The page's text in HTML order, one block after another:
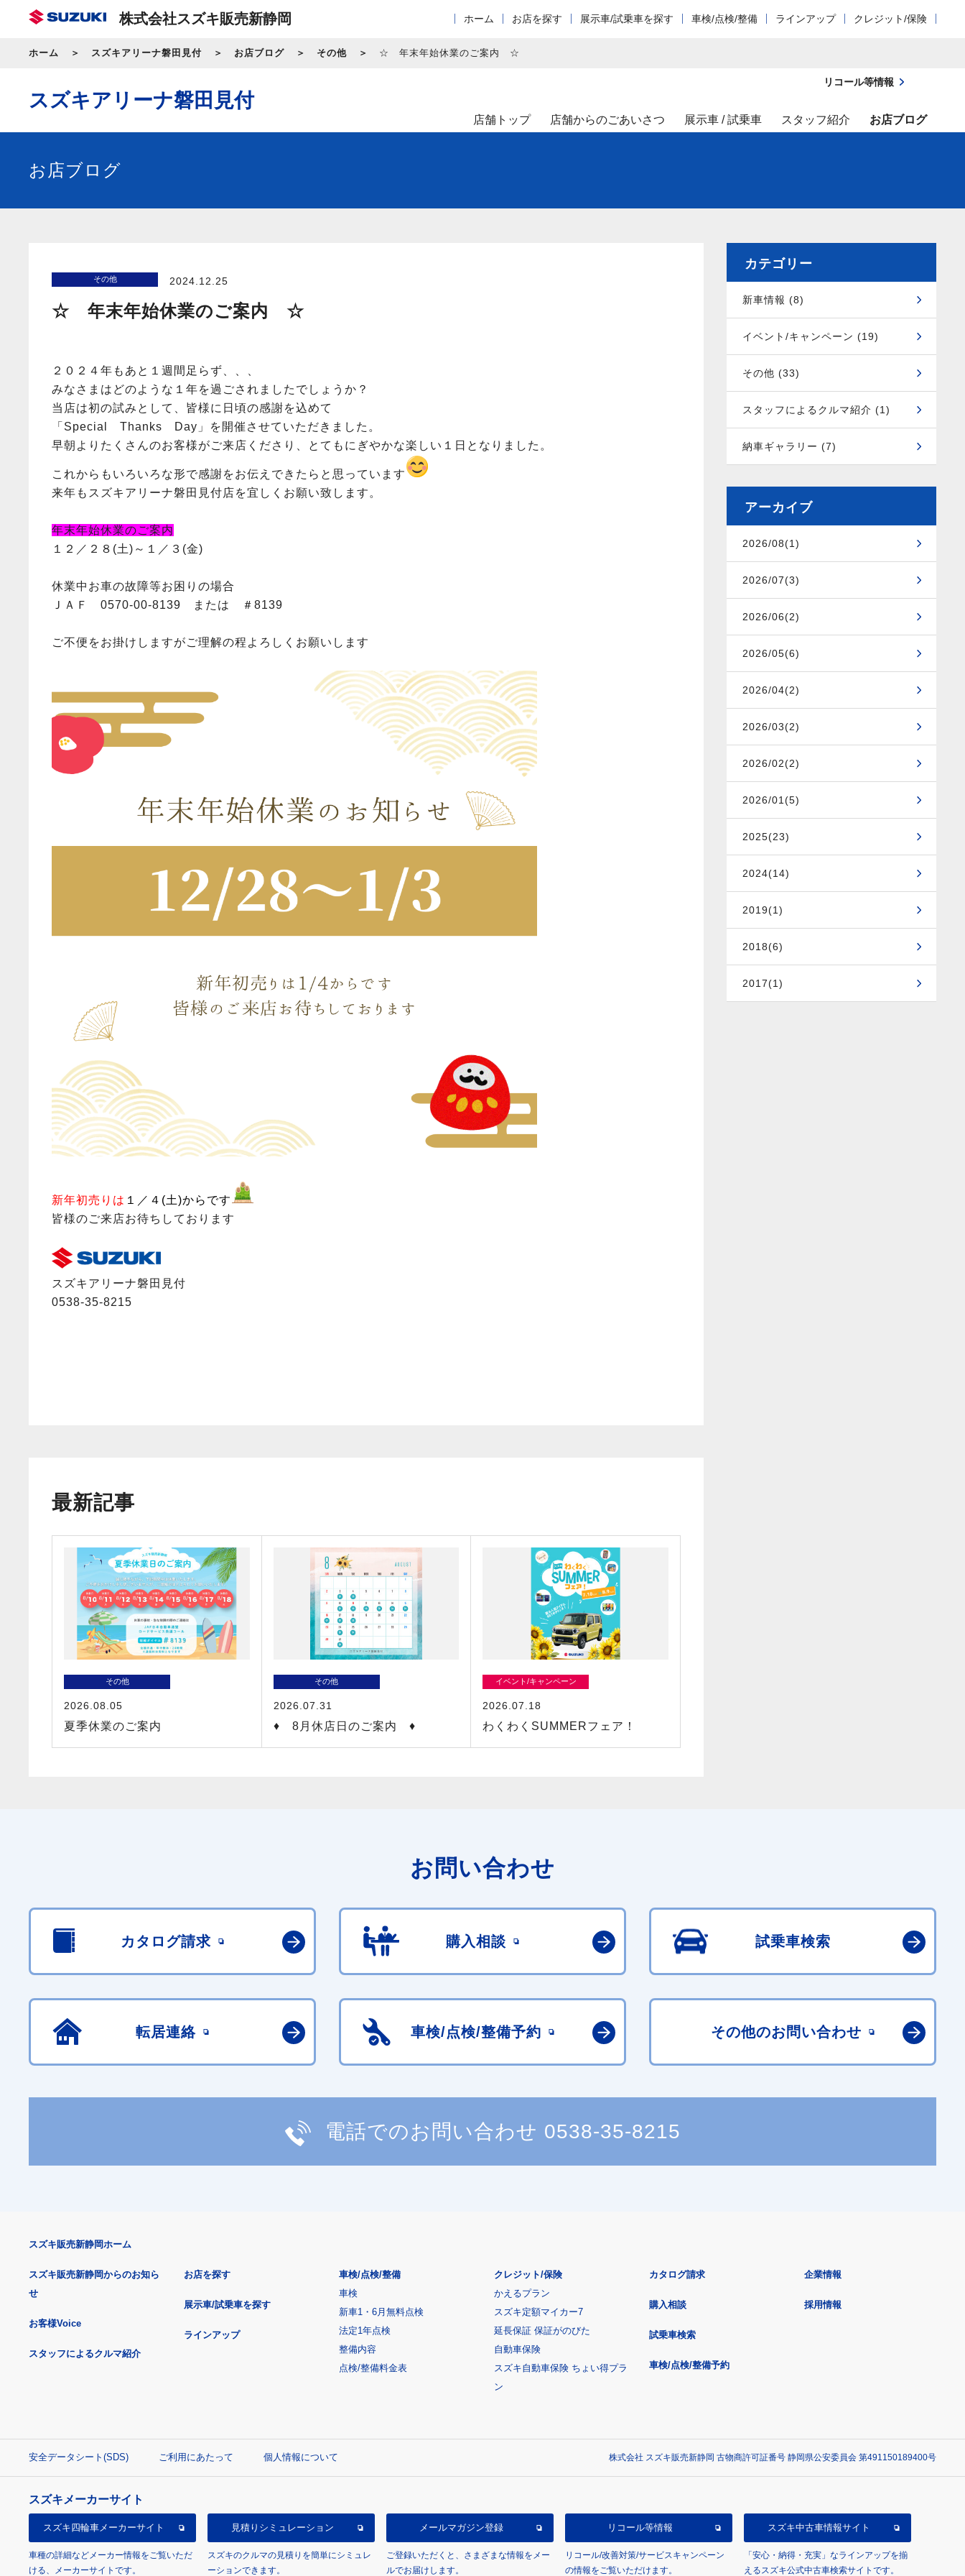
株式会社スズキ販売新静岡 ホーム お店を探す 展示車/試乗車を探す 車検/点検/整備 ラインアップ クレジット/保険
ホーム スズキアリーナ磐田見付 お店ブログ その他 ☆ 年末年始休業のご案内 ☆
スズキアリーナ磐田見付
店舗トップ 店舗からのごあいさつ 展示車 / 試乗車 スタッフ紹介 お店ブログ
リコール等情報
お店ブログ
その他 2024.12.25
☆ 年末年始休業のご案内 ☆
２０２４年もあと１週間足らず、、、
みなさまはどのような１年を過ごされましたでしょうか？
当店は初の試みとして、皆様に日頃の感謝を込めて
「Special Thanks Day」を開催させていただきました。
早朝よりたくさんのお客様がご来店くださり、とてもにぎやかな楽しい１日となりました。
これからもいろいろな形で感謝をお伝えできたらと思っています
来年もスズキアリーナ磐田見付店を宜しくお願い致します。
年末年始休業のご案内
１２／２８(土)～１／３(金)
休業中お車の故障等お困りの場合
ＪＡＦ 0570-00-8139 または ＃8139
ご不便をお掛けしますがご理解の程よろしくお願いします
新年初売りは １／４(土)からです
皆様のご来店お待ちしております
スズキアリーナ磐田見付
0538-35-8215
最新記事
その他
2026.08.05
夏季休業のご案内
その他
2026.07.31
♦ 8月休店日のご案内 ♦
イベント/キャンペーン
2026.07.18
わくわくSUMMERフェア！
カテゴリー
新車情報 (8)
イベント/キャンペーン (19)
その他 (33)
スタッフによるクルマ紹介 (1)
納車ギャラリー (7)
アーカイブ
2026/08(1)
2026/07(3)
2026/06(2)
2026/05(6)
2026/04(2)
2026/03(2)
2026/02(2)
2026/01(5)
2025(23)
2024(14)
2019(1)
2018(6)
2017(1)
お問い合わせ
カタログ請求 購入相談 試乗車検索
転居連絡 車検/点検/整備予約 その他のお問い合わせ
電話でのお問い合わせ 0538-35-8215
スズキ販売新静岡ホーム
スズキ販売新静岡からのお知ら
せ
お客様Voice
スタッフによるクルマ紹介
お店を探す
展示車/試乗車を探す
ラインアップ
車検/点検/整備
車検
新車1・6月無料点検
法定1年点検
整備内容
点検/整備料金表
クレジット/保険
かえるプラン
スズキ定額マイカー7
延長保証 保証がのびた
自動車保険
スズキ自動車保険 ちょい得プラ
ン
カタログ請求
購入相談
試乗車検索
車検/点検/整備予約
企業情報
採用情報
安全データシート(SDS) ご利用にあたって 個人情報について 株式会社 スズキ販売新静岡 古物商許可証番号 静岡県公安委員会 第491150189400号
スズキメーカーサイト
スズキ四輪車メーカーサイト
車種の詳細などメーカー情報をご覧いただ
ける、メーカーサイトです。
見積り シミュレーション
スズキのクルマの見積りを簡単にシミュレ
ーションできます。
メールマガジン登録
ご登録いただくと、さまざまな情報をメー
ルでお届けします。
リコール等情報
リコール/改善対策/サービスキャンペーン
の情報をご覧いただけます。
スズキ中古車情報サイト
「安心・納得・充実」なラインアップを揃
えるスズキ公式中古車検索サイトです。